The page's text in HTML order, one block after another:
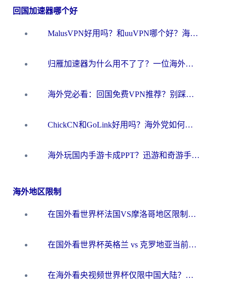
回国加速器哪个好
MalusVPN好用吗？和uuVPN哪个好？海外党无缝访问国内资源的真实对比与选择指南
归雁加速器为什么用不了了？一位海外游子的真实困惑与技术解答
海外党必看：回国免费VPN推荐？别踩坑！教你选对加速器无缝刷国内资源
ChickCN和GoLink好用吗？海外党如何选对回国加速器
海外玩国内手游卡成PPT？迅游和奇游手游哪个好？一篇讲透回国加速器怎么选
海外地区限制
在国外看世界杯法国VS摩洛哥地区限制？这篇指南让你流畅看中文解说无压力
在国外看世界杯英格兰 vs 克罗地亚当前地区不可播放？这篇指南帮你搞定所有海外观赛难题
在海外看央视频世界杯仅限中国大陆？这篇指南帮你解锁中文解说+无卡顿直播